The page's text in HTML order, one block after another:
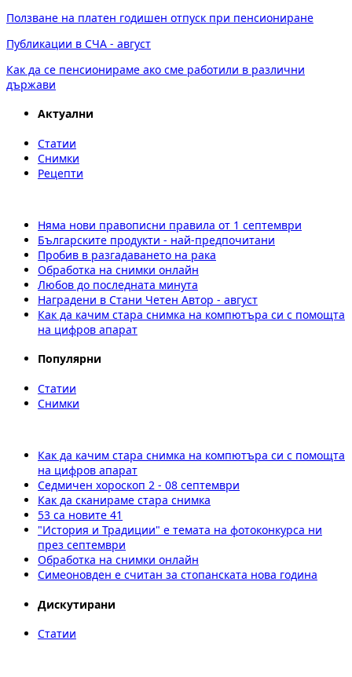
Ползване на платен годишен отпуск при пенсиониране
Публикации в СЧА - август
Как да се пенсионираме ако сме работили в различни
държави
Актуални
Статии
Снимки
Рецепти
Няма нови правописни правила от 1 септември
Българските продукти - най-предпочитани
Пробив в разгадаването на рака
Обработка на снимки онлайн
Любов до последната минута
Наградени в Стани Четен Автор - август
Как да качим стара снимка на компютъра си с помощта
на цифров апарат
Популярни
Статии
Снимки
Как да качим стара снимка на компютъра си с помощта
на цифров апарат
Седмичен хороскоп 2 - 08 септември
Как да сканираме стара снимка
53 са новите 41
"История и Традиции" е темата на фотоконкурса ни
през септември
Обработка на снимки онлайн
Симеоновден е считан за стопанската нова година
Дискутирани
Статии